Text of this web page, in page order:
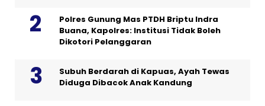
Polres Gunung Mas PTDH Briptu Indra
Buana, Kapolres: Institusi Tidak Boleh
Dikotori Pelanggaran
Subuh Berdarah di Kapuas, Ayah Tewas
Diduga Dibacok Anak Kandung